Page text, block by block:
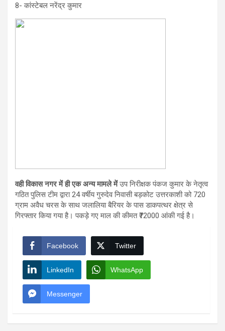
8- कांस्टेबल नरेंद्र कुमार
वही विकास नगर में ही एक अन्य मामले मेंउप निरीक्षक पंकज कुमार के नेतृत्व
गठित पुलिस टीम द्वारा 24 वर्षीय गुरुदेव निवासी बड़कोट उत्तरकाशी को 720
ग्राम अवैध चरस के साथ जलालिया बैरियर के पास डाकपत्थर क्षेत्र से
गिरफ्तार किया गया है। पकड़े गए माल की कीमत ₹72000 आंकी गई है।
Facebook Twitter
LinkedIn WhatsApp
Messenger